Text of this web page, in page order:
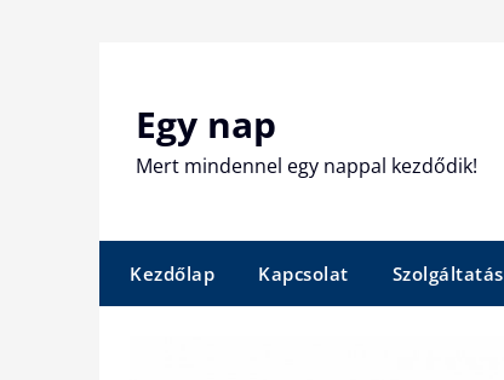
Egy nap
Mert mindennel egy nappal kezdődik!
Kezdőlap Kapcsolat Szolgáltatás